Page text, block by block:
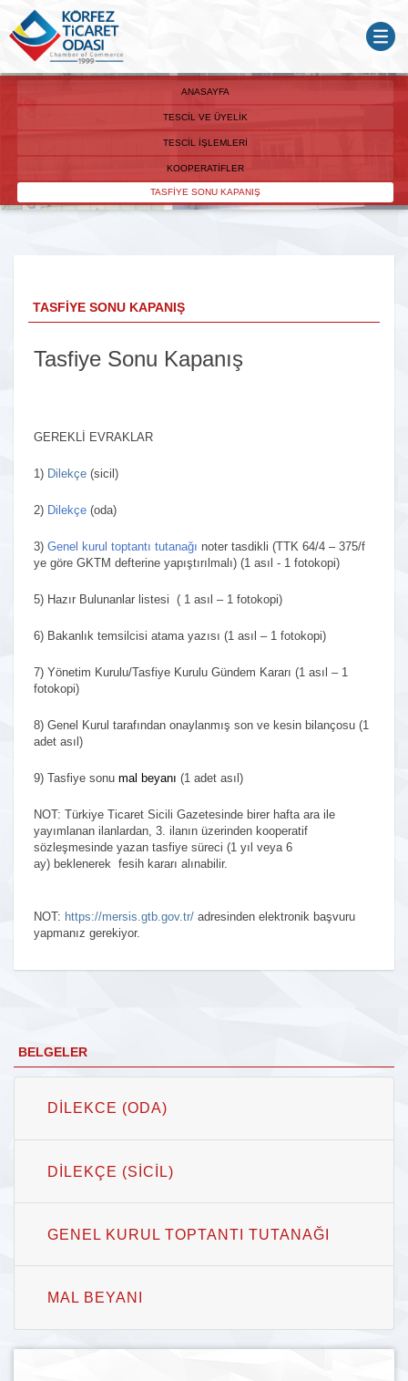
ANASAYFA
TESCIL VE ÜYELIK
TESCIL İŞLEMLERI
KOOPERATIFLER
TASFIYE SONU KAPANIŞ
TASFIYE SONU KAPANIŞ
Tasfiye Sonu Kapanış
GEREKLİ EVRAKLAR
1) Dilekçe (sicil)
2) Dilekçe (oda)
3) Genel kurul toptantı tutanağı noter tasdikli (TTK 64/4 – 375/f
ye göre GKTM defterine yapıştırılmalı) (1 asıl - 1 fotokopi)
5) Hazır Bulunanlar listesi ( 1 asıl – 1 fotokopi)
6) Bakanlık temsilcisi atama yazısı (1 asıl – 1 fotokopi)
7) Yönetim Kurulu/Tasfiye Kurulu Gündem Kararı (1 asıl – 1
fotokopi)
8) Genel Kurul tarafından onaylanmış son ve kesin bilançosu (1
adet asıl)
9) Tasfiye sonu mal beyanı (1 adet asıl)
NOT: Türkiye Ticaret Sicili Gazetesinde birer hafta ara ile
yayımlanan ilanlardan, 3. ilanın üzerinden kooperatif
sözleşmesinde yazan tasfiye süreci (1 yıl veya 6
ay) beklenerek fesih kararı alınabilir.
NOT: https://mersis.gtb.gov.tr/ adresinden elektronik başvuru
yapmanız gerekiyor.
BELGELER
DILEKCE (ODA)
DILEKÇE (SICIL)
GENEL KURUL TOPTANTI TUTANAĞI
MAL BEYANI